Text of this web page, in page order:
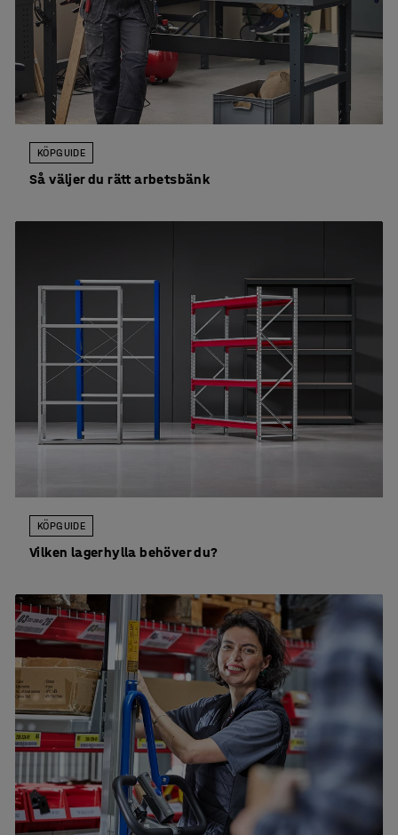
KÖPGUIDE
Så väljer du rätt arbetsbänk
KÖPGUIDE
Vilken lagerhylla behöver du?